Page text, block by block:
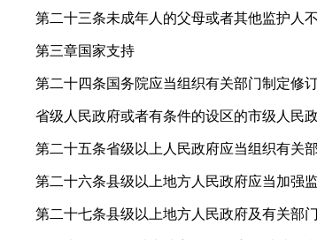
第二十三条未成年人的父母或者其他监护人
第三章国家支持
第二十四条国务院应当组织有关部门制定修
省级人民政府或者有条件的设区的市级人民
第二十五条省级以上人民政府应当组织有关
第二十六条县级以上地方人民政府应当加强
第二十七条县级以上地方人民政府及有关部